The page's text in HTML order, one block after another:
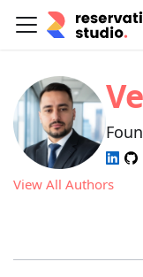
View All Authors